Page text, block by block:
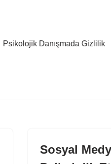
Psikolojik Danışmada Gizlilik
Sosyal